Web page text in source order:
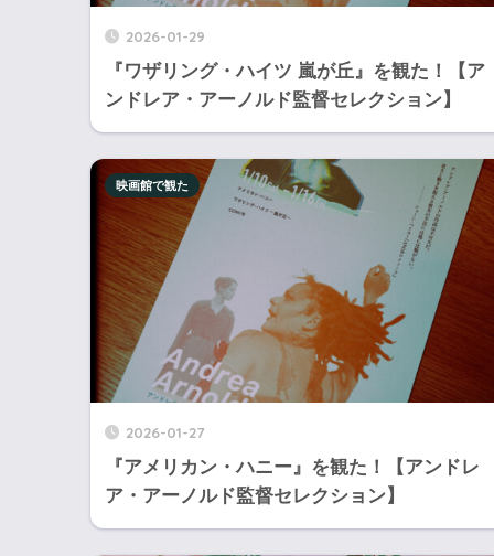
2026-01-29
『ワザリング・ハイツ 嵐が丘』を観た！【ア
ンドレア・アーノルド監督セレクション】
2026-01-27
『アメリカン・ハニー』を観た！【アンドレ
ア・アーノルド監督セレクション】
映画館で観た